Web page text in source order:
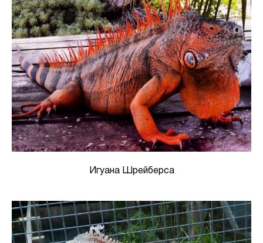
Игуана Шрейберса